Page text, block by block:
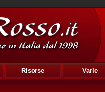
Risorse Varie